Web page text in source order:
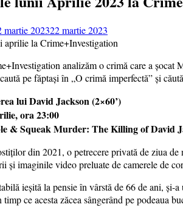
martie 202322 martie 2023
analizăm o crimă care a
pe făptași în „O crimă imperfectă” și
lui David Jackson (2×60’)
ora 23:00
& Squeak Murder: The Killing of David
din 2021, o petrecere privată de ziua de
și imaginile video preluate de camerele de
ieșită la pensie în vârstă de 66 de ani,
ce acesta zăcea sângerând pe podeaua